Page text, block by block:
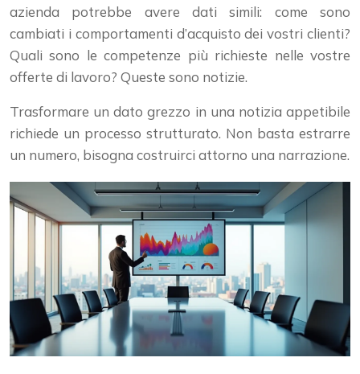
azienda potrebbe avere dati simili: come sono
cambiati i comportamenti d’acquisto dei vostri clienti?
Quali sono le competenze più richieste nelle vostre
offerte di lavoro? Queste sono notizie.
Trasformare un dato grezzo in una notizia appetibile
richiede un processo strutturato. Non basta estrarre
un numero, bisogna costruirci attorno una narrazione.